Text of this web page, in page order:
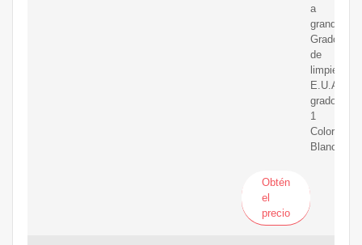
a
grande
Grado
de
limpieza:
E.U.A.
grado
1
Color:
Blanco/
Obtén
el
precio